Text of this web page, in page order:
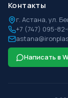
Контакты
г. Астана, ул.
+7 (747) 095-
Написать в